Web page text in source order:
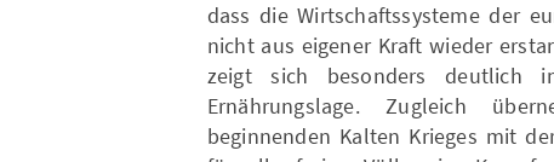
dass die Wirtschaftssysteme der
nicht aus eigener Kraft wieder
zeigt sich besonders deutlich
Ernährungslage. Zugleich
beginnenden Kalten Krieges mit